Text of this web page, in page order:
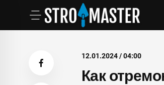
12.01.2024 / 04:00
Как